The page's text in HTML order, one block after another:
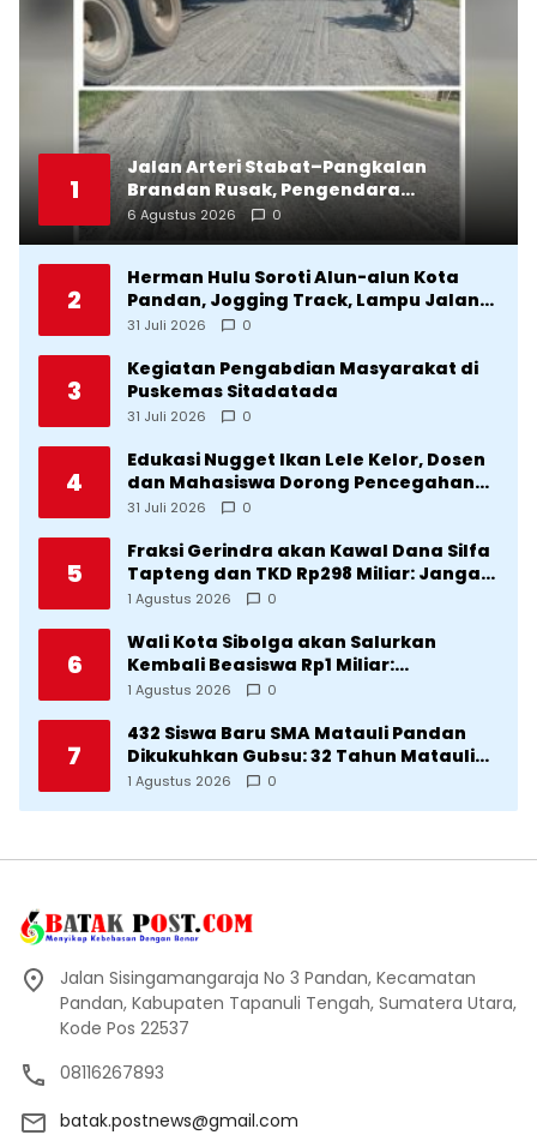
1
Jalan Arteri Stabat–Pangkalan
Brandan Rusak, Pengendara
Terancam Celaka
6 Agustus 2026 0
2
Herman Hulu Soroti Alun-alun Kota
Pandan, Jogging Track, Lampu Jalan
Lingkar Kota yang Tak Terurus
31 Juli 2026 0
3
Kegiatan Pengabdian Masyarakat di
Puskemas Sitadatada
31 Juli 2026 0
4
Edukasi Nugget Ikan Lele Kelor, Dosen
dan Mahasiswa Dorong Pencegahan
Stunting di Desa Silangkitang
31 Juli 2026 0
5
Fraksi Gerindra akan Kawal Dana Silfa
Tapteng dan TKD Rp298 Miliar: Jangan
Sampai Pekerjaan Pusat dan Provinsi
1 Agustus 2026 0
6
Wali Kota Sibolga akan Salurkan
Kembali Beasiswa Rp1 Miliar:
Diproritaskan Mahasiswa Korban
1 Agustus 2026 0
7
432 Siswa Baru SMA Matauli Pandan
Dikukuhkan Gubsu: 32 Tahun Matauli
Cetak SDM Unggul
1 Agustus 2026 0
Jalan Sisingamangaraja No 3 Pandan, Kecamatan
Pandan, Kabupaten Tapanuli Tengah, Sumatera Utara,
Kode Pos 22537
08116267893
batak.postnews@gmail.com